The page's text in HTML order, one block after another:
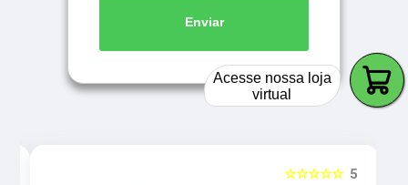
Enviar
5
☆☆☆☆☆
Acesse nossa loja
virtual